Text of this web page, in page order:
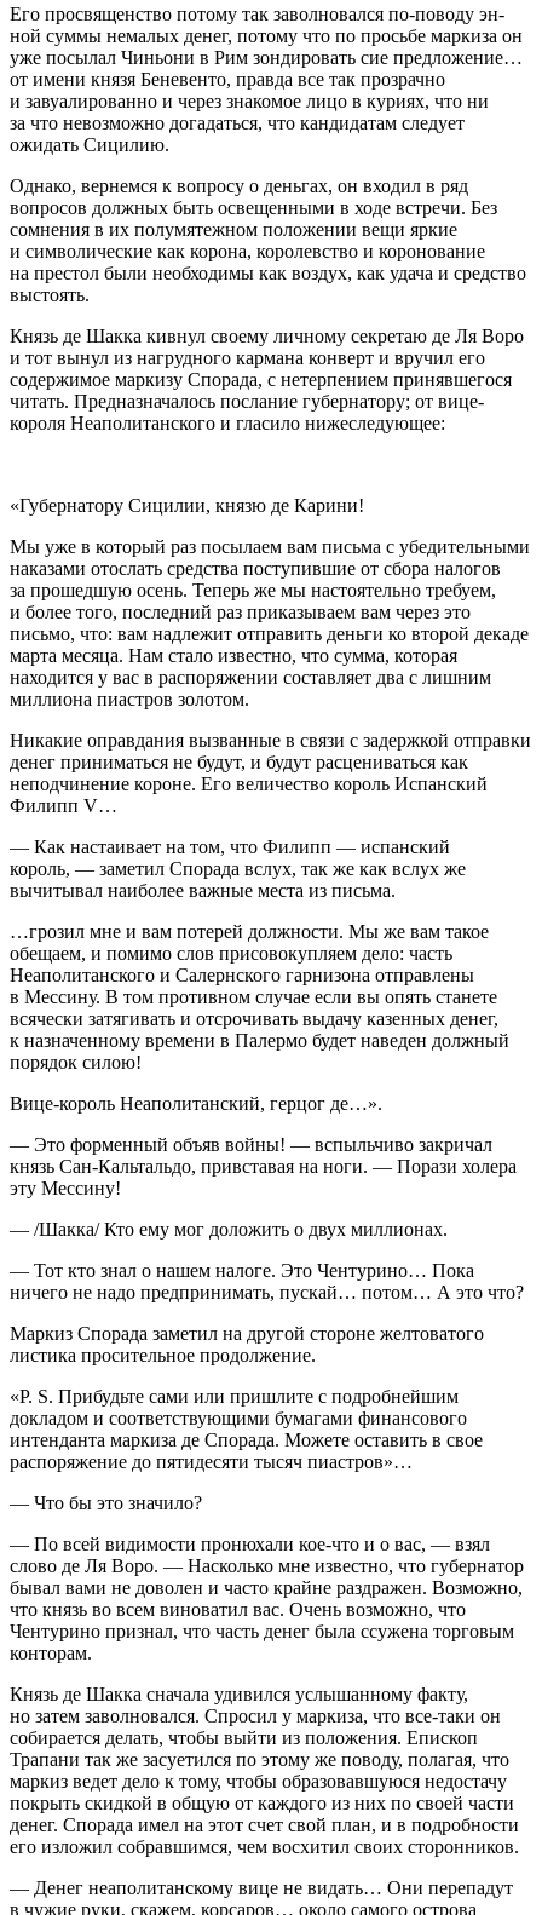
Его просвященство потому так заволновался по-поводу эн-
ной суммы немалых денег, потому что по просьбе маркиза он
уже посылал Чиньони в Рим зондировать сие предложение…
от имени князя Беневенто, правда все так прозрачно
и завуалированно и через знакомое лицо в куриях, что ни
за что невозможно догадаться, что кандидатам следует
ожидать Сицилию.
Однако, вернемся к вопросу о деньгах, он входил в ряд
вопросов должных быть освещенными в ходе встречи. Без
сомнения в их полумятежном положении вещи яркие
и символические как корона, королевство и коронование
на престол были необходимы как воздух, как удача и средство
выстоять.
Князь де Шакка кивнул своему личному секретаю де Ля Воро
и тот вынул из нагрудного кармана конверт и вручил его
содержимое маркизу Спорада, с нетерпением принявшегося
читать. Предназначалось послание губернатору; от вице-
короля Неаполитанского и гласило нижеследующее:
«Губернатору Сицилии, князю де Карини!
Мы уже в который раз посылаем вам письма с убедительными
наказами отослать средства поступившие от сбора налогов
за прошедшую осень. Теперь же мы настоятельно требуем,
и более того, последний раз приказываем вам через это
письмо, что: вам надлежит отправить деньги ко второй декаде
марта месяца. Нам стало известно, что сумма, которая
находится у вас в распоряжении составляет два с лишним
миллиона пиастров золотом.
Никакие оправдания вызванные в связи с задержкой отправки
денег приниматься не будут, и будут расцениваться как
неподчинение короне. Его величество король Испанский
Филипп V…
— Как настаивает на том, что Филипп — испанский
король, — заметил Спорада вслух, так же как вслух же
вычитывал наиболее важные места из письма.
…грозил мне и вам потерей должности. Мы же вам такое
обещаем, и помимо слов присовокупляем дело: часть
Неаполитанского и Салернского гарнизона отправлены
в Мессину. В том противном случае если вы опять станете
всячески затягивать и отсрочивать выдачу казенных денег,
к назначенному времени в Палермо будет наведен должный
порядок силою!
Вице-король Неаполитанский, герцог де…».
— Это форменный объяв войны! — вспыльчиво закричал
князь Сан-Кальтальдо, привставая на ноги. — Порази холера
эту Мессину!
— /Шакка/ Кто ему мог доложить о двух миллионах.
— Тот кто знал о нашем налоге. Это Чентурино… Пока
ничего не надо предпринимать, пускай… потом… А это что?
Маркиз Спорада заметил на другой стороне желтоватого
листика просительное продолжение.
«P. S. Прибудьте сами или пришлите с подробнейшим
докладом и соответствующими бумагами финансового
интенданта маркиза де Спорада. Можете оставить в свое
распоряжение до пятидесяти тысяч пиастров»…
— Что бы это значило?
— По всей видимости пронюхали кое-что и о вас, — взял
слово де Ля Воро. — Насколько мне известно, что губернатор
бывал вами не доволен и часто крайне раздражен. Возможно,
что князь во всем виноватил вас. Очень возможно, что
Чентурино признал, что часть денег была ссужена торговым
конторам.
Князь де Шакка сначала удивился услышанному факту,
но затем заволновался. Спросил у маркиза, что все-таки он
собирается делать, чтобы выйти из положения. Епископ
Трапани так же засуетился по этому же поводу, полагая, что
маркиз ведет дело к тому, чтобы образовавшуюся недостачу
покрыть скидкой в общую от каждого из них по своей части
денег. Спорада имел на этот счет свой план, и в подробности
его изложил собравшимся, чем восхитил своих сторонников.
— Денег неаполитанскому вице не видать… Они перепадут
в чужие руки, скажем, корсаров… около самого острова